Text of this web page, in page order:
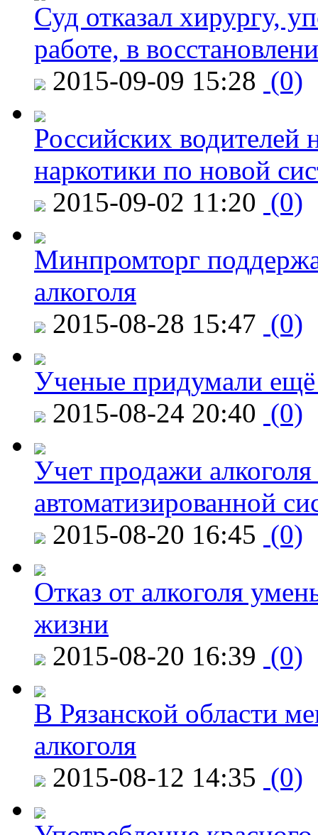
Суд отказал хирургу,
работе, в
2015-09-09 15:28 (0)
Российских водителей
наркотики по новой
2015-09-02 11:20 (0)
Минпромторг
алкоголя
2015-08-28 15:47 (0)
Ученые придумали ещё
2015-08-24 20:40 (0)
Учет продажи
автоматизированной
2015-08-20 16:45 (0)
Отказ от алкоголя
жизни
2015-08-20 16:39 (0)
В Рязанской области
алкоголя
2015-08-12 14:35 (0)